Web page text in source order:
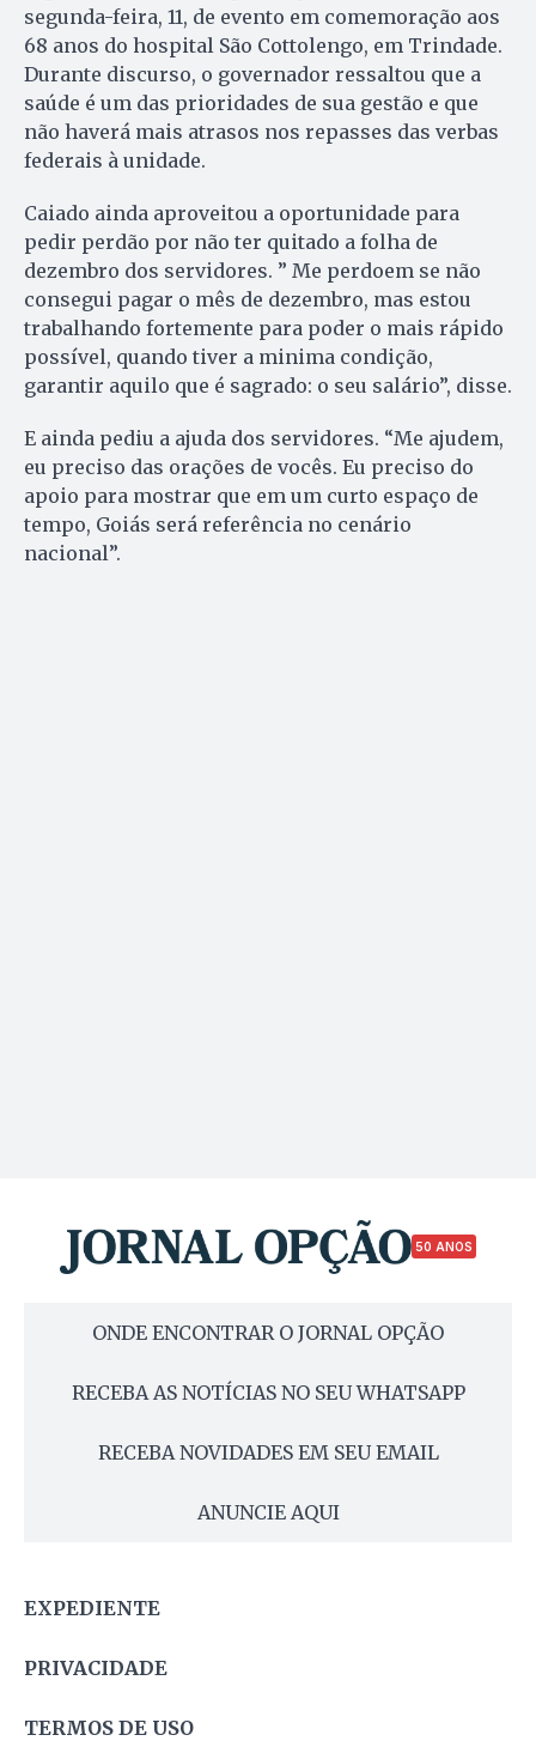
segunda-feira, 11, de evento em comemoração aos
68 anos do hospital São Cottolengo, em Trindade.
Durante discurso, o governador ressaltou que a
saúde é um das prioridades de sua gestão e que
não haverá mais atrasos nos repasses das verbas
federais à unidade.
Caiado ainda aproveitou a oportunidade para
pedir perdão por não ter quitado a folha de
dezembro dos servidores. ” Me perdoem se não
consegui pagar o mês de dezembro, mas estou
trabalhando fortemente para poder o mais rápido
possível, quando tiver a minima condição,
garantir aquilo que é sagrado: o seu salário”, disse.
E ainda pediu a ajuda dos servidores. “Me ajudem,
eu preciso das orações de vocês. Eu preciso do
apoio para mostrar que em um curto espaço de
tempo, Goiás será referência no cenário
nacional”.
50 ANOS
ONDE ENCONTRAR O JORNAL OPÇÃO
RECEBA AS NOTÍCIAS NO SEU WHATSAPP
RECEBA NOVIDADES EM SEU EMAIL
ANUNCIE AQUI
EXPEDIENTE
PRIVACIDADE
TERMOS DE USO